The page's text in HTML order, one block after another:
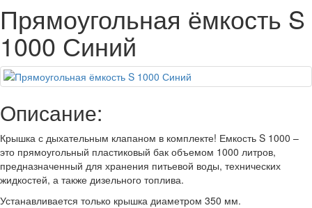
Прямоугольная ёмкость S
1000 Синий
Описание:
Крышка с дыхательным клапаном в комплекте! Емкость S 1000 –
это прямоугольный пластиковый бак объемом 1000 литров,
предназначенный для хранения питьевой воды, технических
жидкостей, а также дизельного топлива.
Устанавливается только крышка диаметром 350 мм.